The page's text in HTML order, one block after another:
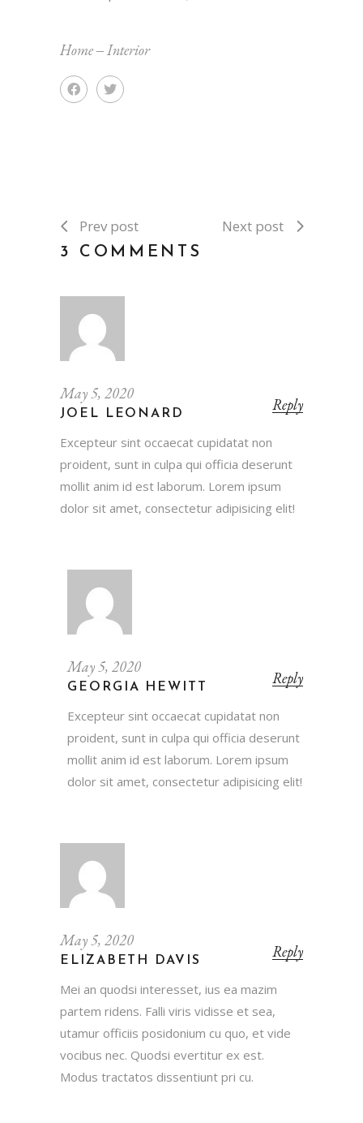
Home‒Interior
Prev post Next post
3 COMMENTS
Reply
May 5, 2020
JOEL LEONARD
Excepteur sint occaecat cupidatat non
proident, sunt in culpa qui officia deserunt
mollit anim id est laborum. Lorem ipsum
dolor sit amet, consectetur adipisicing elit!
Reply
May 5, 2020
GEORGIA HEWITT
Excepteur sint occaecat cupidatat non
proident, sunt in culpa qui officia deserunt
mollit anim id est laborum. Lorem ipsum
dolor sit amet, consectetur adipisicing elit!
Reply
May 5, 2020
ELIZABETH DAVIS
Mei an quodsi interesset, ius ea mazim
partem ridens. Falli viris vidisse et sea,
utamur officiis posidonium cu quo, et vide
vocibus nec. Quodsi evertitur ex est.
Modus tractatos dissentiunt pri cu.